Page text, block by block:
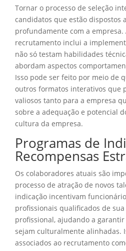
Tornar o processo de seleção
candidatos que estão dispostos
profundamente com a empresa.
recrutamento inclui a
não só testam habilidades
abordam aspectos
Isso pode ser feito por meio de
outros formatos interativos que
valiosos tanto para a empresa
sobre a adequação e potencial
cultura da empresa.
Programas de
Recompensas
Os colaboradores atuais são
processo de atração de novos
indicação incentivam
profissionais qualificados de
profissional, ajudando a
sejam culturalmente alinhadas.
associados ao recrutamento